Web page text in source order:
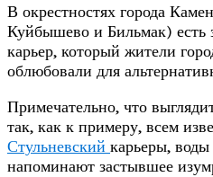
В окрестностях города
Куйбышево и Бильмак) есть
карьер, который жители
облюбовали для
Примечательно, что
так, как к примеру, всем
Стульневский карьеры,
напоминают застывшее